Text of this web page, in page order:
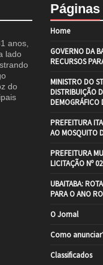
anos,
lado
do
Páginas
Home
GOVERNO DA
RECURSOS
MINISTRO DO
DISTRIBUIÇÃO
DEMOGRÁFICO
PREFEITURA
AO MOSQUITO
PREFEITURA
LICITAÇÃO Nº
UBAITABA:
PARA O ANO
O Jornal
Como
Classificados